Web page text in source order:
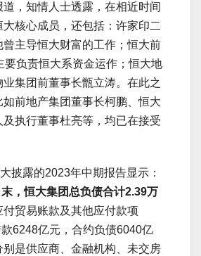
，知情人士透露，在相近时间
核心成员，还包括：许家印二
曾主导恒大财富的工作；恒大前
要负责恒大系资金运作；恒大地
集团前董事长甑立涛。在此之
前地产集团董事长柯鹏、恒大
及执行董事杜亮等，均已在接受
披露的2023年中期报告显示：
，恒大集团总负债合计2.39万
付贸易账款及其他应付款项
6248亿元，合约负债6040亿
别是供应商、金融机构、未交房